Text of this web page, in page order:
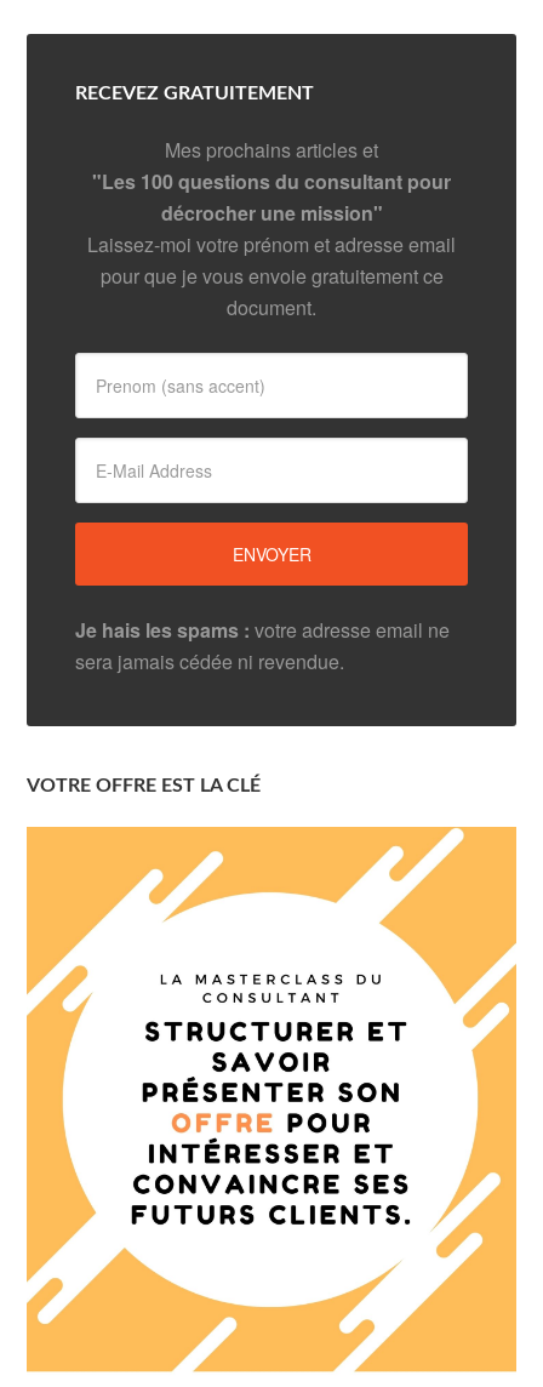
RECEVEZ GRATUITEMENT
Mes prochains articles et
"Les 100 questions du consultant pour
décrocher une mission"
Laissez-moi votre prénom et adresse email
pour que je vous envoie gratuitement ce
document.
Je hais les spams : votre adresse email ne
sera jamais cédée ni revendue.
VOTRE OFFRE EST LA CLÉ